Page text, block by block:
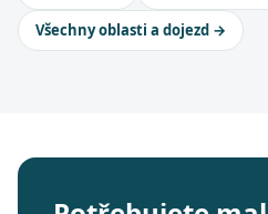
Všechny oblasti a dojezd →